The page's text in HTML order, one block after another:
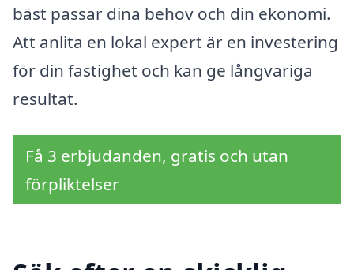
bäst passar dina behov och din ekonomi.
Att anlita en lokal expert är en investering
för din fastighet och kan ge långvariga
resultat.
Få 3 erbjudanden, gratis och utan
förpliktelser